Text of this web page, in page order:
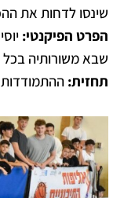
שינסו לדחות את
הפרט הפיקנטי:
שבא משורותיה
תחזית: